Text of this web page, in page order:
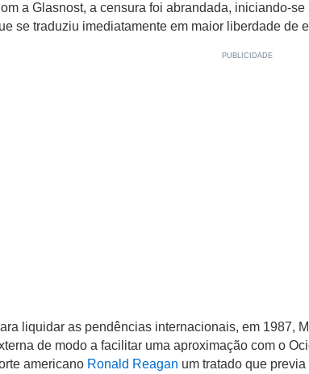
a Glasnost, a censura foi abrandada, iniciando-
se traduziu imediatamente em maior liberdade de
liquidar as pendências internacionais, em 1987,
de modo a facilitar uma aproximação com o
americano Ronald Reagan um tratado que